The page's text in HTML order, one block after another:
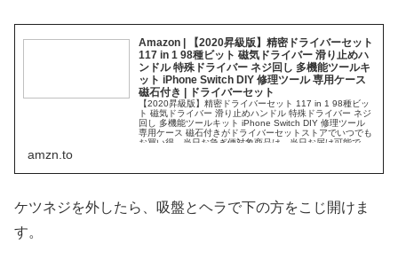
Amazon | 【2020昇級版】精密ドライバーセット
117 in 1 98種ビット 磁気ドライバー 滑り止めハ
ンドル 特殊ドライバー ネジ回し 多機能ツールキ
ット iPhone Switch DIY 修理ツール 専用ケース
磁石付き | ドライバーセット
【2020昇級版】精密ドライバーセット 117 in 1 98種ビッ
ト 磁気ドライバー 滑り止めハンドル 特殊ドライバー ネジ
回し 多機能ツールキット iPhone Switch DIY 修理ツール
専用ケース 磁石付きがドライバーセットストアでいつでも
お買い得。当日お急ぎ便対象商品は、当日お届け可能で
amzn.to
ケツネジを外したら、吸盤とヘラで下の方をこじ開けま
す。